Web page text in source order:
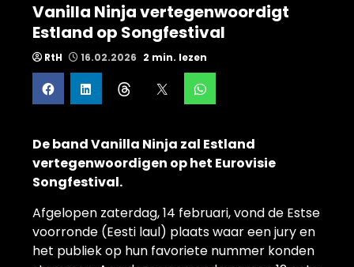
Vanilla Ninja vertegenwoordigt
Estland op Songfestival
RtH 16.02.2026 2 min. lezen
De band Vanilla Ninja zal Estland
vertegenwoordigen op het Eurovisie
Songfestival.
Afgelopen zaterdag, 14 februari, vond de Estse
voorronde (Eesti laul) plaats waar een jury en
het publiek op hun favoriete nummer konden